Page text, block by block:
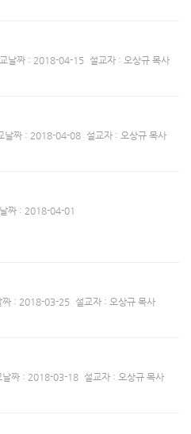
날짜 : 2018-04-15 설교자 : 오상규 목사
날짜 : 2018-04-08 설교자 : 오상규 목사
짜 : 2018-04-01
짜 : 2018-03-25 설교자 : 오상규 목사
날짜 : 2018-03-18 설교자 : 오상규 목사